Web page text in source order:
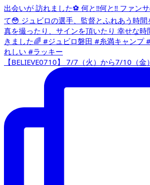
【BELIEVE0710】 7/7（火）から7/10（金）